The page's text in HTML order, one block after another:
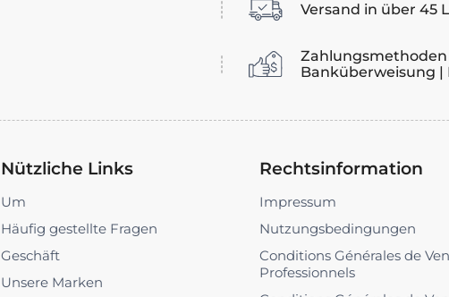
Versand in über 45
Zahlungsmethoden
Banküberweisung |
Nützliche Links
Um
Häufig gestellte Fragen
Geschäft
Unsere Marken
Rechtsinformation
Impressum
Nutzungsbedingungen
Conditions Générales de
Professionnels